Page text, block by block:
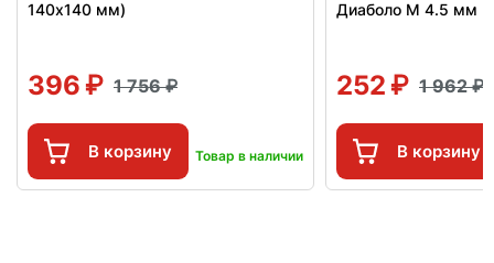
140x140 мм)
396 1 756
В корзину Товар в наличии
Диаболо М 4.5 мм
252 1 962
В корзину